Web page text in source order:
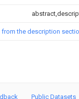
the description
Public Datasets